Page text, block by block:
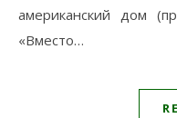
американский дом
«Вместо…